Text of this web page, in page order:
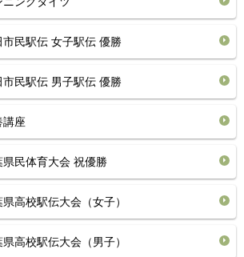
民駅伝 女子駅伝 優勝
民駅伝 男子駅伝 優勝
講座
民体育大会 祝優勝
高校駅伝大会（女子）
高校駅伝大会（男子）